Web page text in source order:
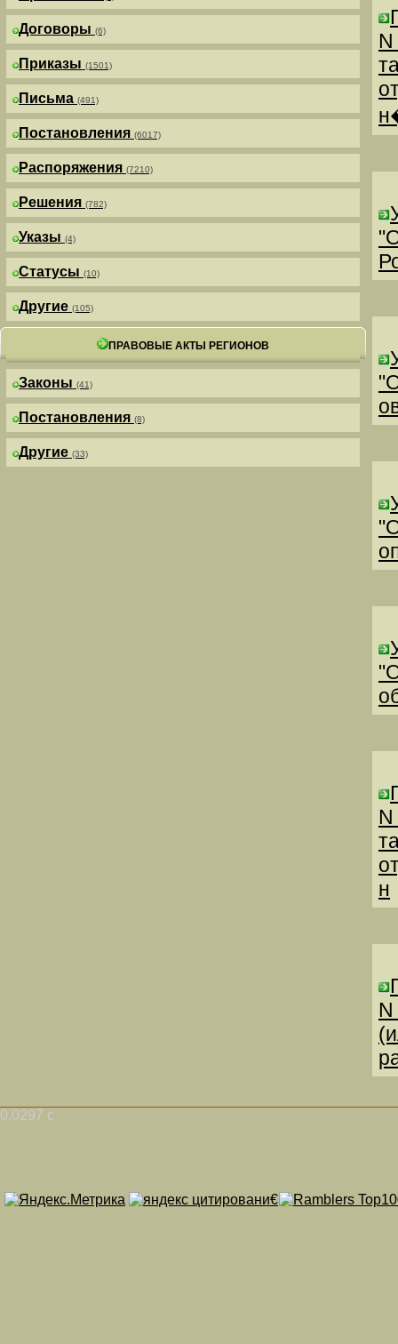
Договоры (6)
Приказы (1501)
Письма (491)
Постановления (6017)
Распоряжения (7210)
Решения (782)
Указы (4)
Статусы (10)
Другие (105)
ПРАВОВЫЕ АКТЫ РЕГИОНОВ
Законы (41)
Постановления (8)
Другие (33)
н
0.0297 с